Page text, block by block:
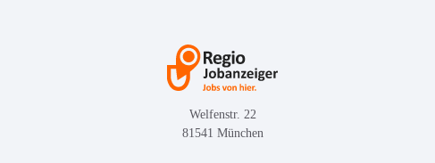
Welfenstr. 22
81541 München